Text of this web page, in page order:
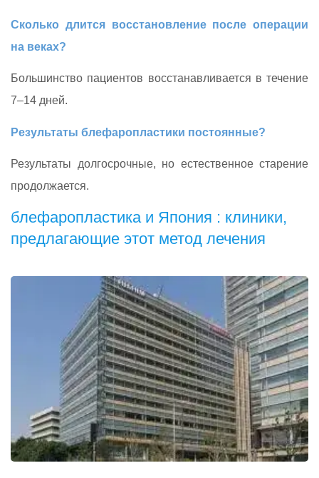
Сколько длится восстановление после операции
на веках?
Большинство пациентов восстанавливается в течение
7–14 дней.
Результаты блефаропластики постоянные?
Результаты долгосрочные, но естественное старение
продолжается.
блефаропластика и Япония : клиники,
предлагающие этот метод лечения